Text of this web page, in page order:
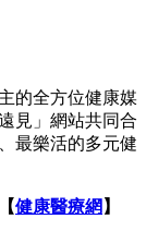
的全方位健康媒
見」網站共同合
最樂活的多元健
健康醫療網 】